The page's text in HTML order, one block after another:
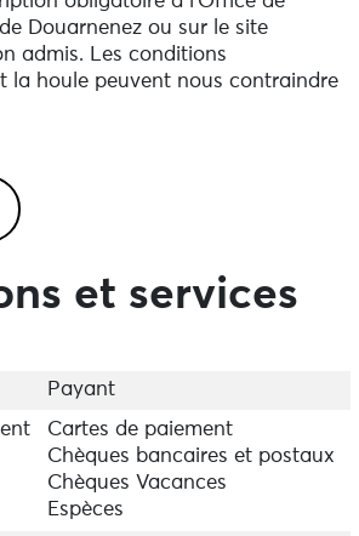
Douarnenez ou sur le site
admis. Les conditions
la houle peuvent nous contraindre
et services
Payant
Cartes de paiement
Chèques bancaires et postaux
Chèques Vacances
Espèces